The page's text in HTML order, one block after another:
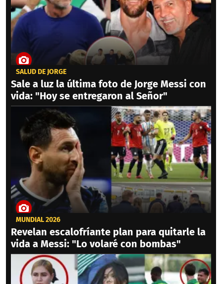
SALUD DE JORGE
Sale a luz la última foto de Jorge Messi con
vida: "Hoy se entregaron al Señor"
MUNDIAL 2026
Revelan escalofríante plan para quitarle la
vida a Messi: "Lo volaré con bombas"